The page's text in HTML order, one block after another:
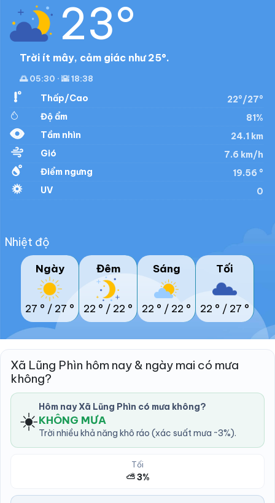
23°
Trời ít mây, cảm giác như 25°.
🌅 05:30 · 🌇 18:38
Thấp/Cao
22°/27°
Độ ẩm
81%
Tầm nhìn
24.1 km
Gió
7.6 km/h
Điểm ngưng
19.56 °
UV
0
Nhiệt độ
Ngày
27 ° / 27 °
Đêm
22 ° / 22 °
Sáng
22 ° / 22 °
Tối
22 ° / 27 °
Xã Lũng Phìn hôm nay & ngày mai có mưa
không?
☀️ Hôm nay Xã Lũng Phìn có mưa không?
KHÔNG MƯA
Trời nhiều khả năng khô ráo (xác suất mưa ~3%).
Tối
⛅ 3%